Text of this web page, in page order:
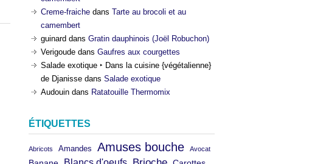
Creme-fraichedans Tarte au brocoli et au
camembert
guinard dans Gratin dauphinois (Joël Robuchon)
Verigoudedans Gaufres aux courgettes
Salade exotique ‣ Dans la cuisine {végétalienne}
de Djanissedans Salade exotique
Audouindans Ratatouille Thermomix
ÉTIQUETTES
Abricots Amandes Amuses bouche Avocat